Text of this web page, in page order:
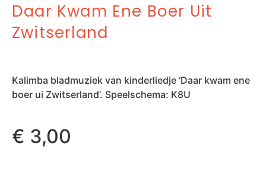
Daar Kwam Ene Boer Uit
Zwitserland
Kalimba bladmuziek van kinderliedje ‘Daar kwam ene
boer ui Zwitserland’. Speelschema: K8U
€ 3,00